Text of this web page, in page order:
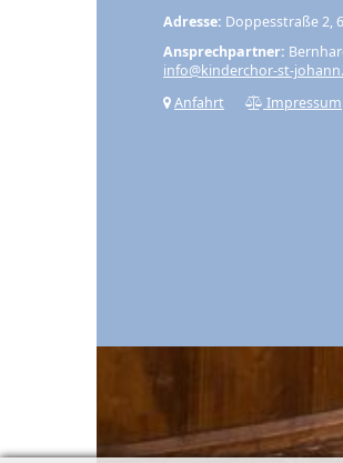
Adresse: Doppesstraße 2,
Ansprechpartner:
info@kinderchor-st-
Anfahrt
Impressum